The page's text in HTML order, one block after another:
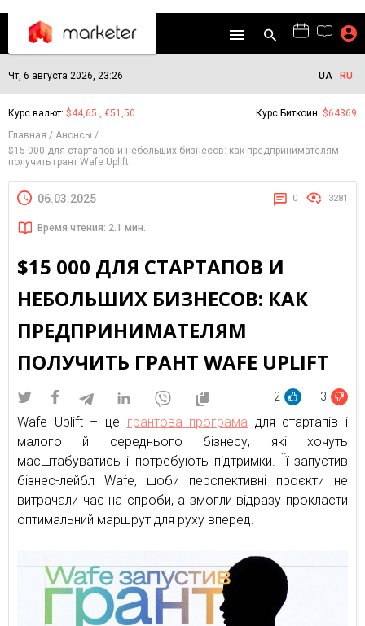
Чт, 6 августа 2026, 23:26 UA RU
Курс валют: $44,65 , €51,50 Курс Биткоин: $64369
Главная
Анонсы
$15 000 для стартапов и небольших бизнесов: как предпринимателям
получить грант Wafe Uplift
06.03.2025 0 3281
Время чтения: 2.1 мин.
$15 000 ДЛЯ СТАРТАПОВ И
НЕБОЛЬШИХ БИЗНЕСОВ: КАК
ПРЕДПРИНИМАТЕЛЯМ
ПОЛУЧИТЬ ГРАНТ WAFE UPLIFT
2 3
Wafe Uplift – це грантова програма для стартапів і
малого й середнього бізнесу, які хочуть
масштабуватись і потребують підтримки. Її запустив
бізнес-лейбл Wafe, щоби перспективні проєкти не
витрачали час на спроби, а змогли відразу прокласти
оптимальний маршрут для руху вперед.